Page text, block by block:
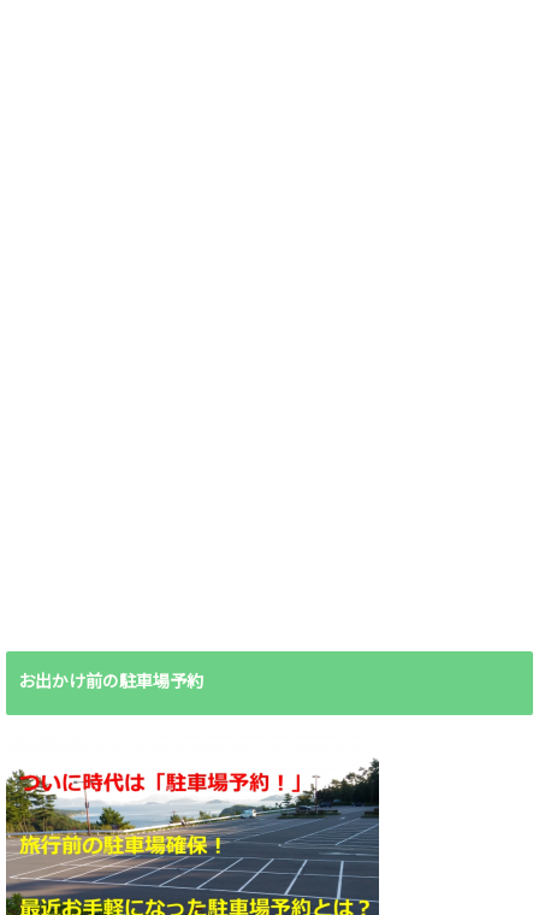
お出かけ前の駐車場予約